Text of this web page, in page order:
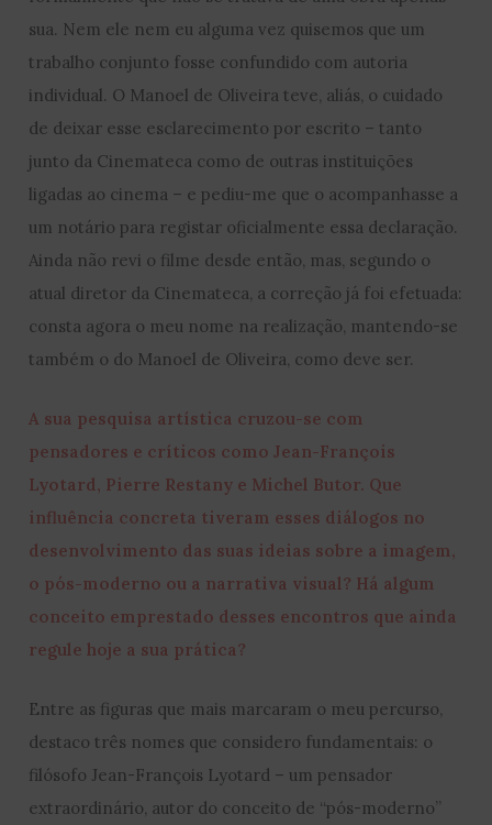
sua. Nem ele nem eu alguma vez quisemos que um
trabalho conjunto fosse confundido com autoria
individual. O Manoel de Oliveira teve, aliás, o cuidado
de deixar esse esclarecimento por escrito – tanto
junto da Cinemateca como de outras instituições
ligadas ao cinema – e pediu-me que o acompanhasse a
um notário para registar oficialmente essa declaração.
Ainda não revi o filme desde então, mas, segundo o
atual diretor da Cinemateca, a correção já foi efetuada:
consta agora o meu nome na realização, mantendo-se
também o do Manoel de Oliveira, como deve ser.
A sua pesquisa artística cruzou-se com
pensadores e críticos como Jean-François
Lyotard, Pierre Restany e Michel Butor. Que
influência concreta tiveram esses diálogos no
desenvolvimento das suas ideias sobre a imagem,
o pós-moderno ou a narrativa visual? Há algum
conceito emprestado desses encontros que ainda
regule hoje a sua prática?
Entre as figuras que mais marcaram o meu percurso,
destaco três nomes que considero fundamentais: o
filósofo Jean-François Lyotard – um pensador
extraordinário, autor do conceito de “pós-moderno”